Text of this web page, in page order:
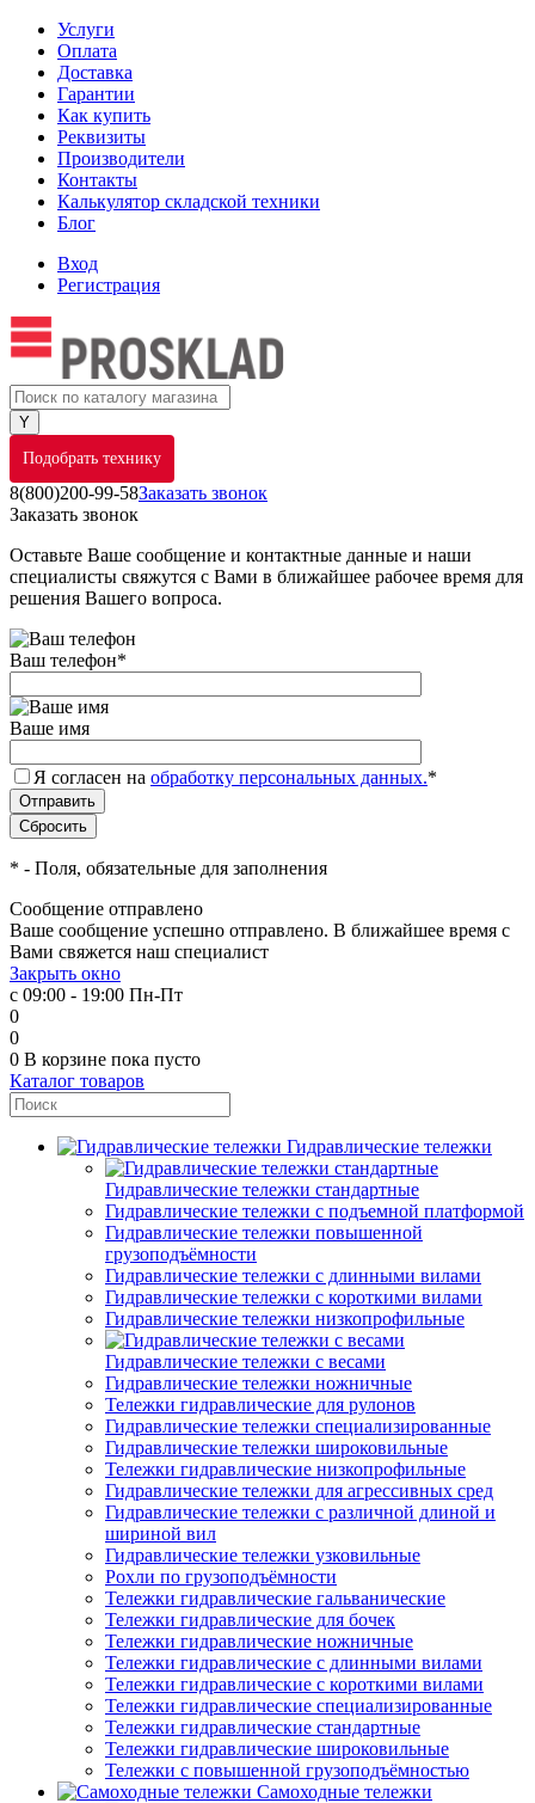
Услуги
Оплата
Доставка
Гарантии
Как купить
Реквизиты
Производители
Контакты
Калькулятор складской техники
Блог
Вход
Регистрация
Подобрать технику
8(800)200-99-58Заказать звонок
Заказать звонок
Оставьте Ваше сообщение и контактные данные и наши
специалисты свяжутся с Вами в ближайшее рабочее время для
решения Вашего вопроса.
Ваш телефон*
Ваше имя
Я согласен на обработку персональных данных.*
* - Поля, обязательные для заполнения
Сообщение отправлено
Ваше сообщение успешно отправлено. В ближайшее время с
Вами свяжется наш специалист
Закрыть окно
с 09:00 - 19:00 Пн-Пт
0
0
0 В корзине пока пусто
Каталог товаров
Гидравлические тележки
Гидравлические тележки стандартные
Гидравлические тележки с подъемной платформой
Гидравлические тележки повышенной
грузоподъёмности
Гидравлические тележки с длинными вилами
Гидравлические тележки с короткими вилами
Гидравлические тележки низкопрофильные
Гидравлические тележки с весами
Гидравлические тележки ножничные
Тележки гидравлические для рулонов
Гидравлические тележки специализированные
Гидравлические тележки широковильные
Тележки гидравлические низкопрофильные
Гидравлические тележки для агрессивных сред
Гидравлические тележки с различной длиной и
шириной вил
Гидравлические тележки узковильные
Рохли по грузоподъёмности
Тележки гидравлические гальванические
Тележки гидравлические для бочек
Тележки гидравлические ножничные
Тележки гидравлические с длинными вилами
Тележки гидравлические с короткими вилами
Тележки гидравлические специализированные
Тележки гидравлические стандартные
Тележки гидравлические широковильные
Тележки с повышенной грузоподъёмностью
Самоходные тележки